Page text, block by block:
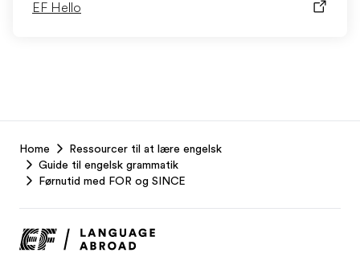
EF Hello
Footer
Home
Ressourcer til at lære engelsk
Guide til engelsk grammatik
Førnutid med FOR og SINCE